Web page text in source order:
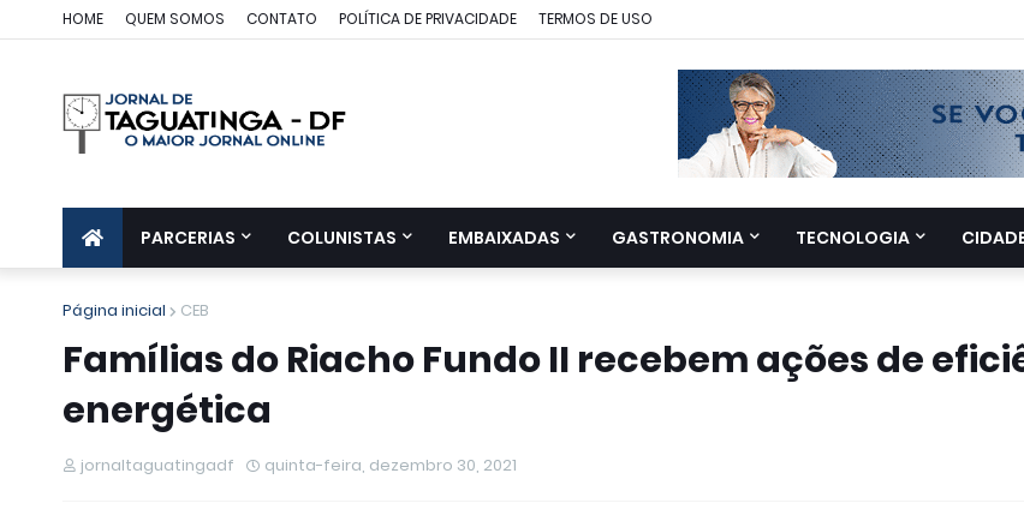
HOME QUEM SOMOS CONTATO POLÍTICA DE PRIVACIDADE TERMOS DE USO
PARCERIAS COLUNISTAS EMBAIXADAS GASTRONOMIA TECNOLOGIA
Página inicial CEB
Famílias do Riacho Fundo II recebem ações de
energética
jornaltaguatingadf quinta-feira, dezembro 30, 2021